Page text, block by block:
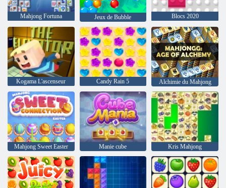
Mahjong Fortuna Jeux de Bubble Blocs 2020
Kogama L'ascenseur Candy Rain 5 Alchimie du Mahjong
Mahjong Sweet Easter Manie cube Kris Mahjong